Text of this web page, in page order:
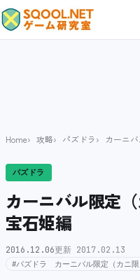
Home 攻略 パズドラ カーニ
パズドラ
カーニバル限定
宝石姫編
2016.12.06更新 2017.02.13
#パズドラ カーニバル限定（カニ限